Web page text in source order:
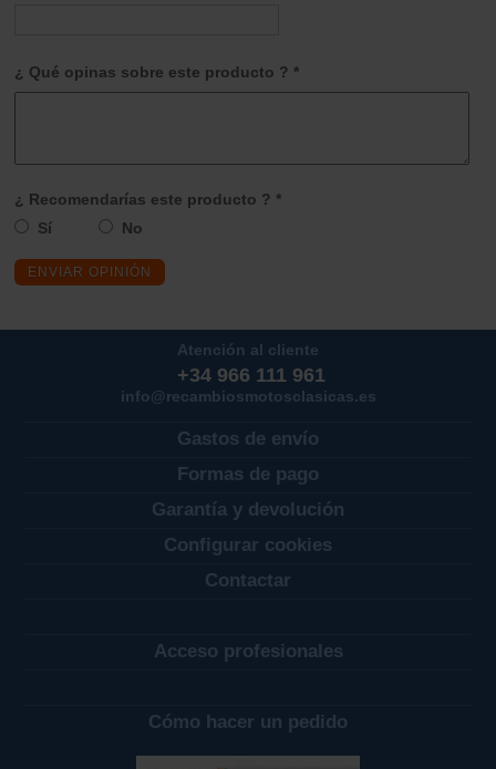
¿ Qué opinas sobre este producto ? *
¿ Recomendarías este producto ? *
Sí
No
ENVIAR OPINIÓN
Atención al cliente
+34 966 111 961
info@recambiosmotosclasicas.es
Gastos de envío
Formas de pago
Garantía y devolución
Configurar cookies
Contactar
Acceso profesionales
Cómo hacer un pedido